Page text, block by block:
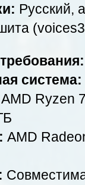
Русский,
система:
AMD Ryzen
AMD